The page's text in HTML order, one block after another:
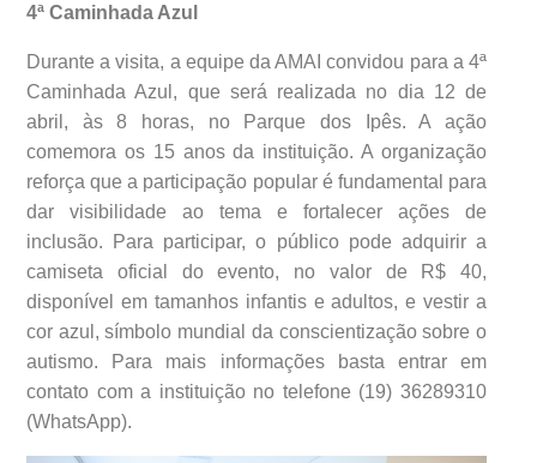
4ª Caminhada Azul
Durante a visita, a equipe da AMAI convidou para a 4ª
Caminhada Azul, que será realizada no dia 12 de
abril, às 8 horas, no Parque dos Ipês. A ação
comemora os 15 anos da instituição. A organização
reforça que a participação popular é fundamental para
dar visibilidade ao tema e fortalecer ações de
inclusão. Para participar, o público pode adquirir a
camiseta oficial do evento, no valor de R$ 40,
disponível em tamanhos infantis e adultos, e vestir a
cor azul, símbolo mundial da conscientização sobre o
autismo. Para mais informações basta entrar em
contato com a instituição no telefone (19) 36289310
(WhatsApp).